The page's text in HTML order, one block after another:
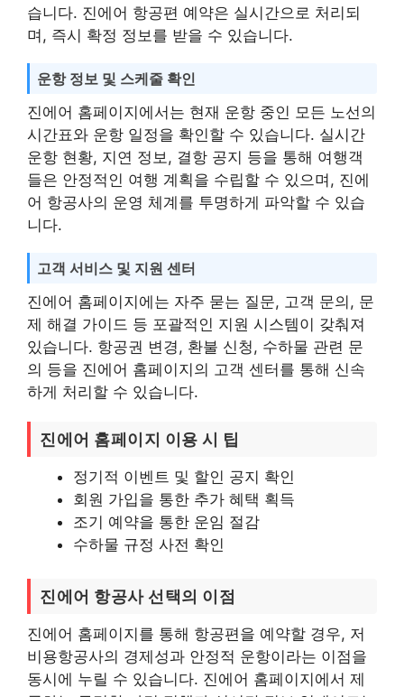
습니다. 진에어 항공편 예약은 실시간으로 처리되
며, 즉시 확정 정보를 받을 수 있습니다.
운항 정보 및 스케줄 확인
진에어 홈페이지에서는 현재 운항 중인 모든 노선의
시간표와 운항 일정을 확인할 수 있습니다. 실시간
운항 현황, 지연 정보, 결항 공지 등을 통해 여행객
들은 안정적인 여행 계획을 수립할 수 있으며, 진에
어 항공사의 운영 체계를 투명하게 파악할 수 있습
니다.
고객 서비스 및 지원 센터
진에어 홈페이지에는 자주 묻는 질문, 고객 문의, 문
제 해결 가이드 등 포괄적인 지원 시스템이 갖춰져
있습니다. 항공권 변경, 환불 신청, 수하물 관련 문
의 등을 진에어 홈페이지의 고객 센터를 통해 신속
하게 처리할 수 있습니다.
진에어 홈페이지 이용 시 팁
정기적 이벤트 및 할인 공지 확인
회원 가입을 통한 추가 혜택 획득
조기 예약을 통한 운임 절감
수하물 규정 사전 확인
진에어 항공사 선택의 이점
진에어 홈페이지를 통해 항공편을 예약할 경우, 저
비용항공사의 경제성과 안정적 운항이라는 이점을
동시에 누릴 수 있습니다. 진에어 홈페이지에서 제